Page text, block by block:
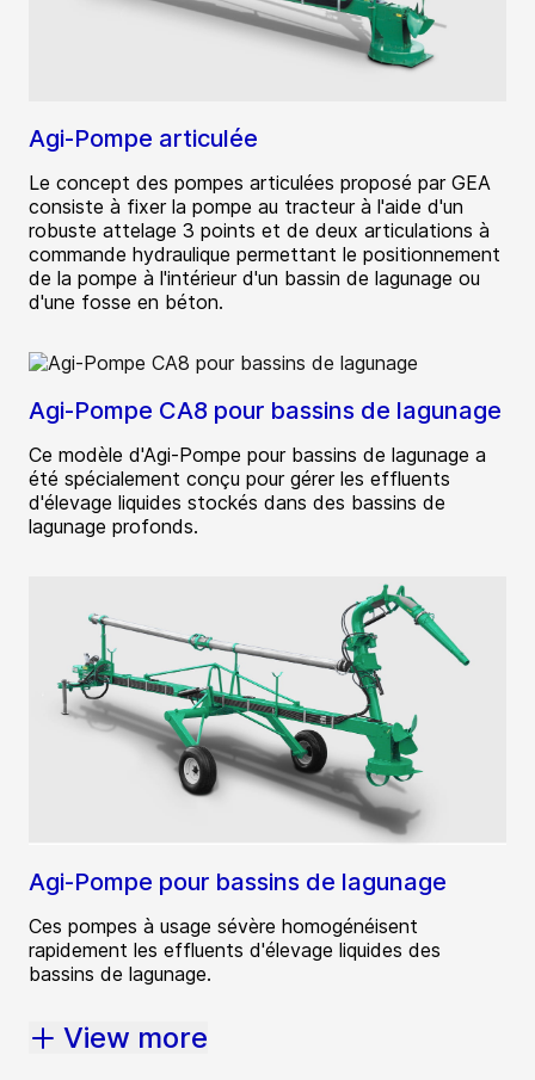
Agi-Pompe articulée
Le concept des pompes articulées proposé par GEA
consiste à fixer la pompe au tracteur à l'aide d'un
robuste attelage 3 points et de deux articulations à
commande hydraulique permettant le positionnement
de la pompe à l'intérieur d'un bassin de lagunage ou
d'une fosse en béton.
Agi-Pompe CA8 pour bassins de lagunage
Ce modèle d'Agi-Pompe pour bassins de lagunage a
été spécialement conçu pour gérer les effluents
d'élevage liquides stockés dans des bassins de
lagunage profonds.
Agi-Pompe pour bassins de lagunage
Ces pompes à usage sévère homogénéisent
rapidement les effluents d'élevage liquides des
bassins de lagunage.
View more